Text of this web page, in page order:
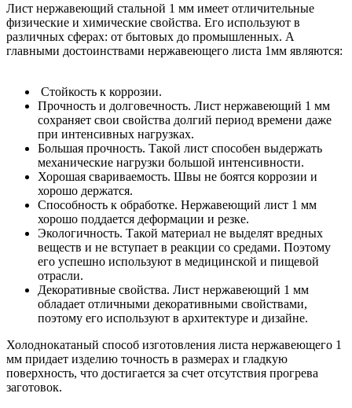
Лист нержавеющий стальной 1 мм имеет отличительные
физические и химические свойства. Его используют в
различных сферах: от бытовых до промышленных. А
главными достоинствами нержавеющего листа 1мм являются:
Стойкость к коррозии.
Прочность и долговечность. Лист нержавеющий 1 мм
сохраняет свои свойства долгий период времени даже
при интенсивных нагрузках.
Большая прочность. Такой лист способен выдержать
механические нагрузки большой интенсивности.
Хорошая свариваемость. Швы не боятся коррозии и
хорошо держатся.
Способность к обработке. Нержавеющий лист 1 мм
хорошо поддается деформации и резке.
Экологичность. Такой материал не выделят вредных
веществ и не вступает в реакции со средами. Поэтому
его успешно используют в медицинской и пищевой
отрасли.
Декоративные свойства. Лист нержавеющий 1 мм
обладает отличными декоративными свойствами,
поэтому его используют в архитектуре и дизайне.
Холоднокатаный способ изготовления листа нержавеющего 1
мм придает изделию точность в размерах и гладкую
поверхность, что достигается за счет отсутствия прогрева
заготовок.